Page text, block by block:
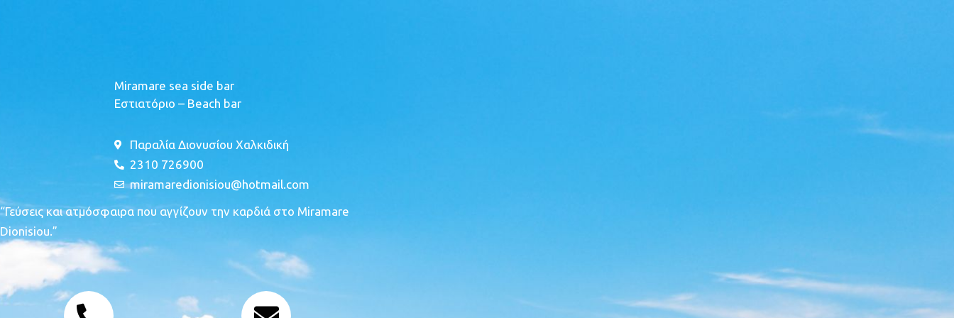
Miramare sea side bar
Εστιατόριο – Beach bar
Παραλία Διονυσίου Χαλκιδική
2310 726900
miramaredionisiou@hotmail.com
“Γεύσεις και ατμόσφαιρα που αγγίζουν την καρδιά στο Miramare
Dionisiou.”